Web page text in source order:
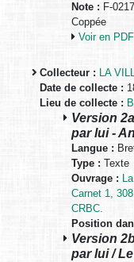
Note : F-
Coppée
Voir en PDF
Collecteur : LA
Date de collecte :
Lieu de collecte :
Version
par lui -
Langue :
Type : Texte
Ouvrage :
Carnet 1,
CRBC.
Position
Version
par lui /